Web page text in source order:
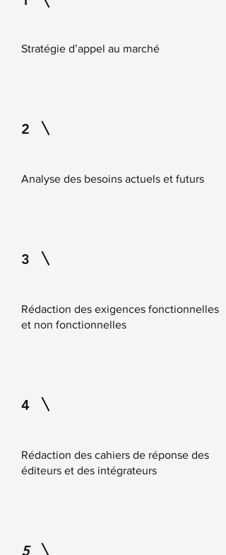
Stratégie d’appel au marché
2
Analyse des besoins actuels et futurs
3
Rédaction des exigences fonctionnelles
et non fonctionnelles
4
Rédaction des cahiers de réponse des
éditeurs et des intégrateurs
5